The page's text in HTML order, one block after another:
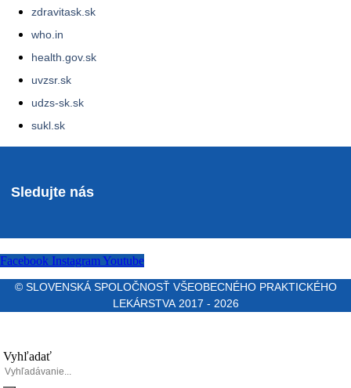
zdravitask.sk
who.in
health.gov.sk
uvzsr.sk
udzs-sk.sk
sukl.sk
Sledujte nás
Facebook Instagram Youtube
© SLOVENSKÁ SPOLOČNOSŤ VŠEOBECNÉHO PRAKTICKÉHO
LEKÁRSTVA 2017 - 2026
Vyhľadať